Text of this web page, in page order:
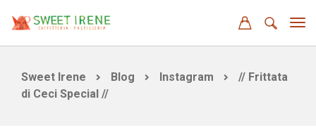
Sweet Irene Blog Instagram
// Frittata
di Ceci Special //